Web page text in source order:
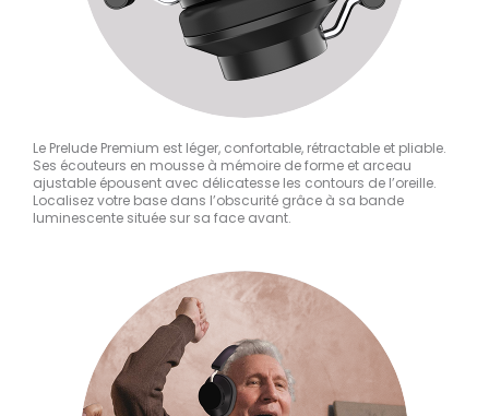
Le Prelude Premium est léger, confortable, rétractable et pliable.
Ses écouteurs en mousse à mémoire de forme et arceau
ajustable épousent avec délicatesse les contours de l’oreille.
Localisez votre base dans l’obscurité grâce à sa bande
luminescente située sur sa face avant.